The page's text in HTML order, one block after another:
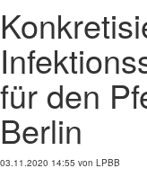
für den
Berlin
03.11.2020 14:55 von LPBB